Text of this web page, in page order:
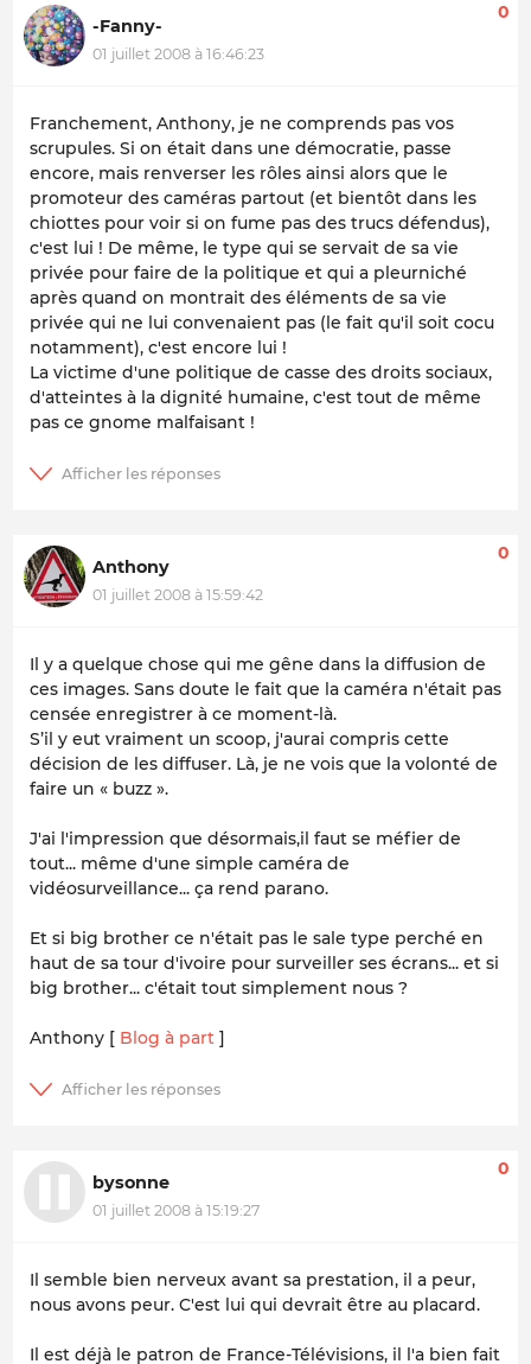
-Fanny-
01 juillet 2008 à 16:46:23
0
Franchement, Anthony, je ne comprends pas vos
scrupules. Si on était dans une démocratie, passe
encore, mais renverser les rôles ainsi alors que le
promoteur des caméras partout (et bientôt dans les
chiottes pour voir si on fume pas des trucs défendus),
c'est lui ! De même, le type qui se servait de sa vie
privée pour faire de la politique et qui a pleurniché
après quand on montrait des éléments de sa vie
privée qui ne lui convenaient pas (le fait qu'il soit cocu
notamment), c'est encore lui !
La victime d'une politique de casse des droits sociaux,
d'atteintes à la dignité humaine, c'est tout de même
pas ce gnome malfaisant !
Anthony
01 juillet 2008 à 15:59:42
0
Il y a quelque chose qui me gêne dans la diffusion de
ces images. Sans doute le fait que la caméra n'était pas
censée enregistrer à ce moment-là.
S’il y eut vraiment un scoop, j'aurai compris cette
décision de les diffuser. Là, je ne vois que la volonté de
faire un « buzz ».
J'ai l'impression que désormais,il faut se méfier de
tout... même d'une simple caméra de
vidéosurveillance... ça rend parano.
Et si big brother ce n'était pas le sale type perché en
haut de sa tour d'ivoire pour surveiller ses écrans... et si
big brother... c'était tout simplement nous ?
Anthony [ Blog à part ]
bysonne
01 juillet 2008 à 15:19:27
0
Il semble bien nerveux avant sa prestation, il a peur,
nous avons peur. C'est lui qui devrait être au placard.
Il est déjà le patron de France-Télévisions, il l'a bien fait